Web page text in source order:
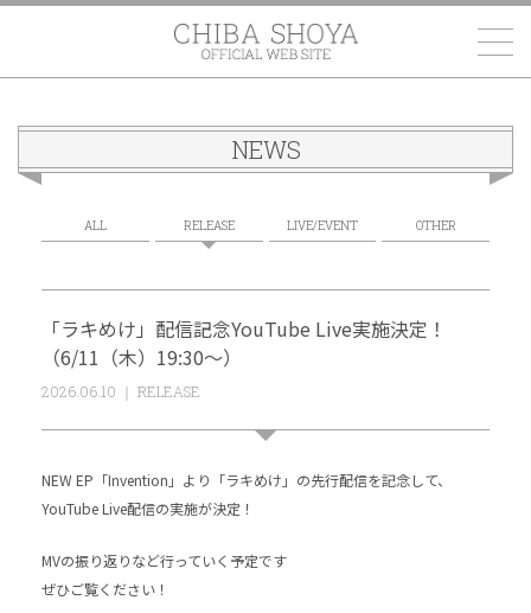
千葉翔也
NEWS
ALL RELEASE LIVE/EVENT OTHER
「ラキめけ」配信記念YouTube Live実施決定！
（6/11（木）19:30～）
2026.06.10 ｜ RELEASE
NEW EP「Invention」より「ラキめけ」の先行配信を記念して、
YouTube Live配信の実施が決定！
MVの振り返りなど行っていく予定です
ぜひご覧ください！